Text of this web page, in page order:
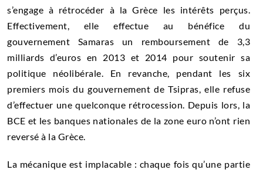
s’engage à rétrocéder à la Grèce les intérêts perçus.
Effectivement, elle effectue au bénéfice du
gouvernement Samaras un remboursement de 3,3
milliards d’euros en 2013 et 2014 pour soutenir sa
politique néolibérale. En revanche, pendant les six
premiers mois du gouvernement de Tsipras, elle refuse
d’effectuer une quelconque rétrocession. Depuis lors, la
BCE et les banques nationales de la zone euro n’ont rien
reversé à la Grèce.
La mécanique est implacable : chaque fois qu’une partie